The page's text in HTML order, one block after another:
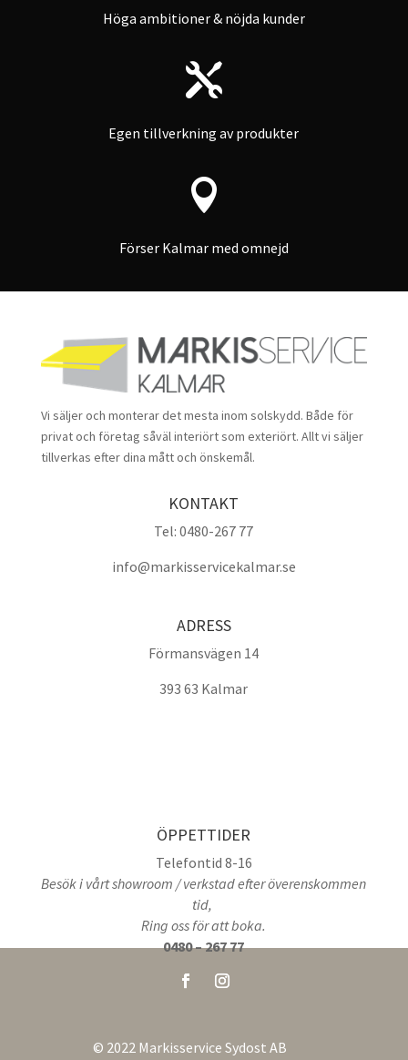
Höga ambitioner & nöjda kunder

Egen tillverkning av produkter

Förser Kalmar med omnejd
Vi säljer och monterar det mesta inom solskydd. Både för
privat och företag såväl interiört som exteriört. Allt vi säljer
tillverkas efter dina mått och önskemål.
KONTAKT
Tel:0480-267 77
info@markisservicekalmar.se
ADRESS
Förmansvägen 14
393 63 Kalmar
ÖPPETTIDER
Telefontid 8-16
Besök i vårt showroom / verkstad efter överenskommen
tid,
Ring oss för att boka.
0480 – 267 77
© 2022 Markisservice Sydost AB